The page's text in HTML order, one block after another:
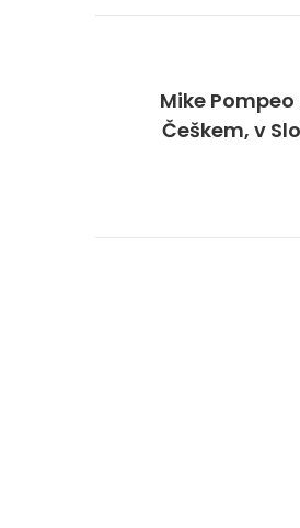
Mike
Češkem, v